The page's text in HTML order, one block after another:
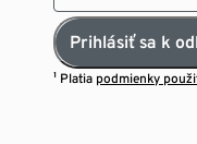
Prihlásiť sa k
¹ Platia podmienky